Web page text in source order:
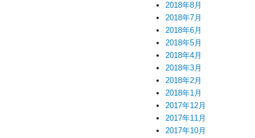
2018年8月
2018年7月
2018年6月
2018年5月
2018年4月
2018年3月
2018年2月
2018年1月
2017年12月
2017年11月
2017年10月